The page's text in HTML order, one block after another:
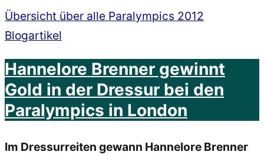
Übersicht über alle Paralympics 2012
Blogartikel
Hannelore Brenner gewinnt
Gold in der Dressur bei den
Paralympics in London
Im Dressurreiten gewann Hannelore Brenner